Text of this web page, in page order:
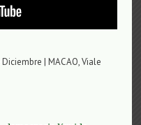
| MACAO, Viale